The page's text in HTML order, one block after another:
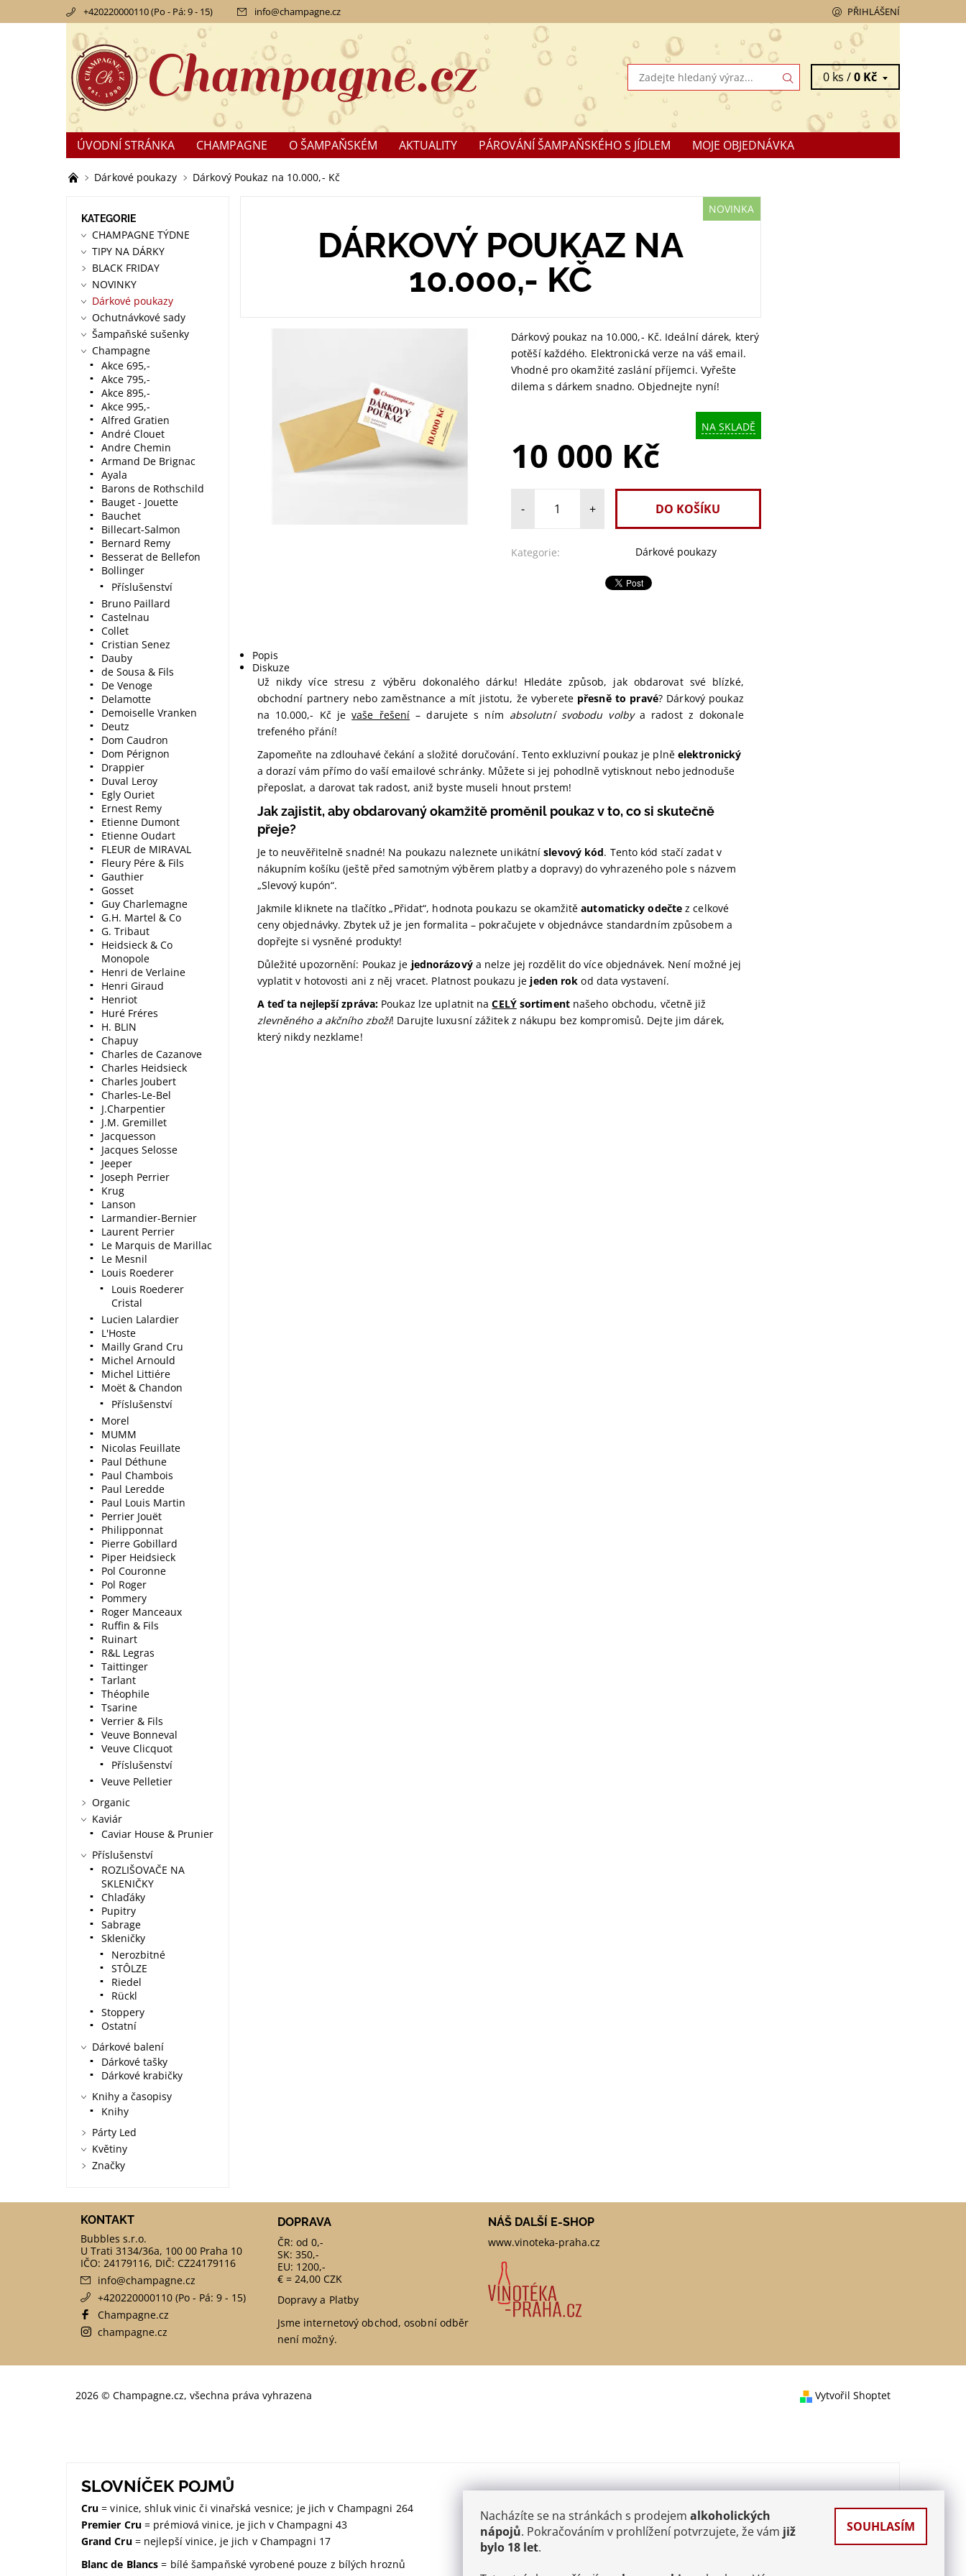
+420220000110 (Po - Pá: 9 - 15) info@champagne.cz PŘIHLÁŠENÍ
0 ks /0 Kč
ÚVODNÍ STRÁNKA CHAMPAGNE O ŠAMPAŇSKÉM AKTUALITY PÁROVÁNÍ ŠAMPAŇSKÉHO S JÍDLEM
MOJE OBJEDNÁVKA
KONTAKTY
OBCHODNÍ PODMÍNKY REKLAMACE
Dárkové poukazy Dárkový Poukaz na 10.000,- Kč
NOVINKA
DÁRKOVÝ POUKAZ NA
10.000,- KČ
Dárkový poukaz na 10.000,- Kč. Ideální dárek, který
potěší každého. Elektronická verze na váš email.
Vhodné pro okamžité zaslání příjemci. Vyřešte
dilema s dárkem snadno. Objednejte nyní!
NA SKLADĚ
10 000 Kč
- +
Kategorie: Dárkové poukazy
Popis
Diskuze
Už nikdy více stresu z výběru dokonalého dárku! Hledáte způsob, jak obdarovat své blízké,
obchodní partnery nebo zaměstnance a mít jistotu, že vyberete přesně to pravé? Dárkový poukaz
na 10.000,- Kč jevaše řešení – darujete s ním absolutní svobodu volbya radost z dokonale
trefeného přání!
Zapomeňte na zdlouhavé čekání a složité doručování. Tento exkluzivní poukaz je plně elektronický
a dorazí vám přímo do vaší emailové schránky. Můžete si jej pohodlně vytisknout nebo jednoduše
přeposlat, a darovat tak radost, aniž byste museli hnout prstem!
Jak zajistit, aby obdarovaný okamžitě proměnil poukaz v to, co si skutečně
přeje?
Je to neuvěřitelně snadné! Na poukazu naleznete unikátníslevový kód. Tento kód stačí zadat v
nákupním košíku (ještě před samotným výběrem platby a dopravy) do vyhrazeného pole s názvem
„Slevový kupón“.
Jakmile kliknete na tlačítko „Přidat“, hodnota poukazu se okamžitěautomaticky odečte z celkové
ceny objednávky. Zbytek už je jen formalita – pokračujete v objednávce standardním způsobem a
dopřejte si vysněné produkty!
Důležité upozornění: Poukaz je jednorázovýa nelze jej rozdělit do více objednávek. Není možné jej
vyplatit v hotovosti ani z něj vracet. Platnost poukazu je jeden rok od data vystavení.
A teď ta nejlepší zpráva: Poukaz lze uplatnit naCELÝsortimentnašeho obchodu, včetně již
zlevněného a akčního zboží! Darujte luxusní zážitek z nákupu bez kompromisů. Dejte jim dárek,
který nikdy nezklame!
KATEGORIE
CHAMPAGNE TÝDNE
TIPY NA DÁRKY
BLACK FRIDAY
NOVINKY
Dárkové poukazy
Ochutnávkové sady
Šampaňské sušenky
Champagne
Akce 695,-
Akce 795,-
Akce 895,-
Akce 995,-
Alfred Gratien
André Clouet
Andre Chemin
Armand De Brignac
Ayala
Barons de Rothschild
Bauget - Jouette
Bauchet
Billecart-Salmon
Bernard Remy
Besserat de Bellefon
Bollinger
Příslušenství
Bruno Paillard
Castelnau
Collet
Cristian Senez
Dauby
de Sousa & Fils
De Venoge
Delamotte
Demoiselle Vranken
Deutz
Dom Caudron
Dom Pérignon
Drappier
Duval Leroy
Egly Ouriet
Ernest Remy
Etienne Dumont
Etienne Oudart
FLEUR de MIRAVAL
Fleury Pére & Fils
Gauthier
Gosset
Guy Charlemagne
G.H. Martel & Co
G. Tribaut
Heidsieck & Co
Monopole
Henri de Verlaine
Henri Giraud
Henriot
Huré Fréres
H. BLIN
Chapuy
Charles de Cazanove
Charles Heidsieck
Charles Joubert
Charles-Le-Bel
J.Charpentier
J.M. Gremillet
Jacquesson
Jacques Selosse
Jeeper
Joseph Perrier
Krug
Lanson
Larmandier-Bernier
Laurent Perrier
Le Marquis de Marillac
Le Mesnil
Louis Roederer
Louis Roederer
Cristal
Lucien Lalardier
L'Hoste
Mailly Grand Cru
Michel Arnould
Michel Littiére
Moët & Chandon
Příslušenství
Morel
MUMM
Nicolas Feuillate
Paul Déthune
Paul Chambois
Paul Leredde
Paul Louis Martin
Perrier Jouët
Philipponnat
Pierre Gobillard
Piper Heidsieck
Pol Couronne
Pol Roger
Pommery
Roger Manceaux
Ruffin & Fils
Ruinart
R&L Legras
Taittinger
Tarlant
Théophile
Tsarine
Verrier & Fils
Veuve Bonneval
Veuve Clicquot
Příslušenství
Veuve Pelletier
Organic
Kaviár
Caviar House & Prunier
Příslušenství
ROZLIŠOVAČE NA
SKLENIČKY
Chlaďáky
Pupitry
Sabrage
Skleničky
Nerozbitné
STÔLZE
Riedel
Rückl
Stoppery
Ostatní
Dárkové balení
Dárkové tašky
Dárkové krabičky
Knihy a časopisy
Knihy
Párty Led
Květiny
Značky
KONTAKT
info@champagne.cz
+420220000110 (Po - Pá: 9 - 15)
Champagne.cz
champagne.cz
DOPRAVA
ČR: od 0,-
SK: 350,-
EU: 1200,-
€ = 24,00 CZK
Dopravy a Platby
Jsme internetový obchod, osobní odběr
není možný.
NÁŠ DALŠÍ E-SHOP
www.vinoteka-praha.cz
2026 © Champagne.cz, všechna práva vyhrazena Vytvořil Shoptet
SLOVNÍČEK POJMŮ
Cru = vinice, shluk vinic či vinařská vesnice; je jich v Champagni 264
Premier Cru= prémiová vinice, je jich v Champagni 43
Grand Cru= nejlepší vinice, je jich v Champagni 17
Blanc de Blancs = bílé šampaňské vyrobené pouze z bílých hroznů
Nacházíte se na stránkách s prodejem alkoholických
nápojů. Pokračováním v prohlížení potvrzujete, že vám již
bylo 18 let.
SOUHLASÍM